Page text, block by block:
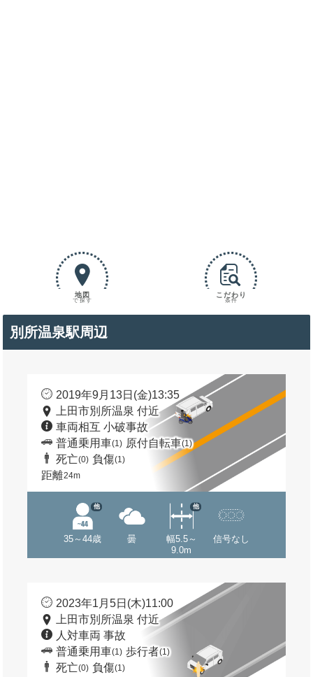
地図
で探す
こだわり
条件
別所温泉駅周辺
2019年9月13日(金)13:35
上田市別所温泉 付近
車両相互 小破事故
普通乗用車(1) 原付自転車(1)
死亡(0) 負傷(1)
距離24m
35～44歳
他
曇
幅5.5～
9.0m
他
信号なし
2023年1月5日(木)11:00
上田市別所温泉 付近
人対車両 事故
普通乗用車(1) 歩行者(1)
死亡(0) 負傷(1)